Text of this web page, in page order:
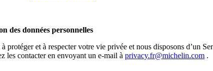
des données personnelles
protéger et à respecter votre vie privée et nous disposons d’un
les contacter en envoyant un e-mail à privacy.fr@michelin.com .